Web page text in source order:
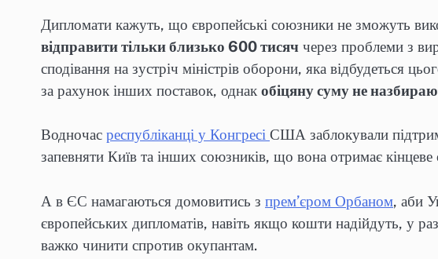
Дипломати кажуть, що європейські союзники не зможуть
відправити тільки близько 600 тисяч через проблеми з
сподівання на зустріч міністрів оборони, яка відбудеться
за рахунок інших поставок, однак обіцяну суму не
Водночас республіканці у Конгресі США заблокували
запевняти Київ та інших союзників, що вона отримає кінцеве
А в ЄС намагаються домовитись з прем’єром Орбаном, аби
європейських дипломатів, навіть якщо кошти надійдуть, у
важко чинити спротив окупантам.